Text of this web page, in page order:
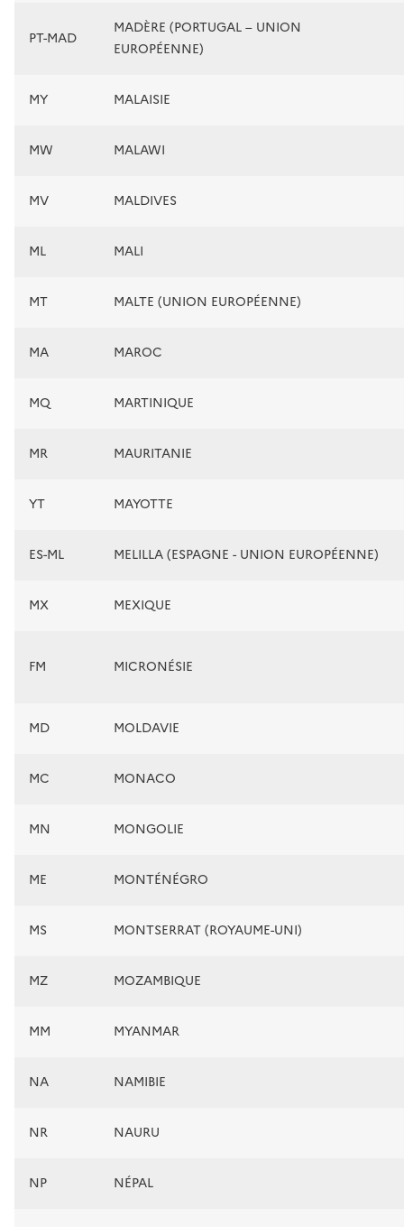
PT-MAD
MADÈRE (PORTUGAL – UNION
EUROPÉENNE)
MY MALAISIE
MW MALAWI
MV MALDIVES
ML MALI
MT MALTE (UNION EUROPÉENNE)
MA MAROC
MQ MARTINIQUE
MR MAURITANIE
YT MAYOTTE
ES-ML MELILLA (ESPAGNE - UNION EUROPÉENNE)
MX MEXIQUE
FM MICRONÉSIE
MD MOLDAVIE
MC MONACO
MN MONGOLIE
ME MONTÉNÉGRO
MS MONTSERRAT (ROYAUME-UNI)
MZ MOZAMBIQUE
MM MYANMAR
NA NAMIBIE
NR NAURU
NP NÉPAL